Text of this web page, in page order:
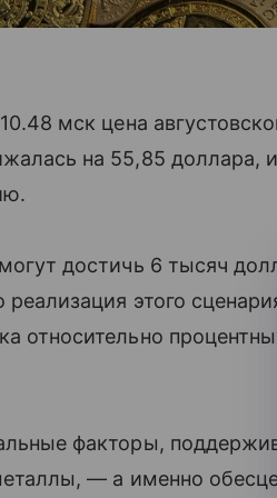
мск цена
на 55,85 доллара,
достичь 6 тысяч
этого
относительно
факторы,
— а именно